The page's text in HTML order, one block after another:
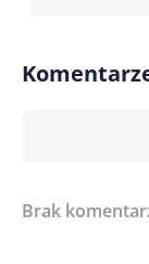
Imię/ Nick*
Brak